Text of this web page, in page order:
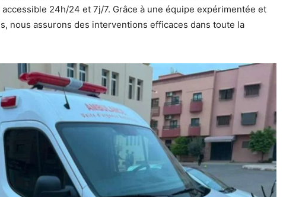
24h/24 et 7j/7. Grâce à une équipe expérimentée et
nous assurons des interventions efficaces dans toute la